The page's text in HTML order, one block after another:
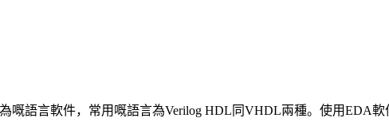
嘅語言軟件，常用嘅語言為Verilog HDL同VHDL兩種。使用EDA軟